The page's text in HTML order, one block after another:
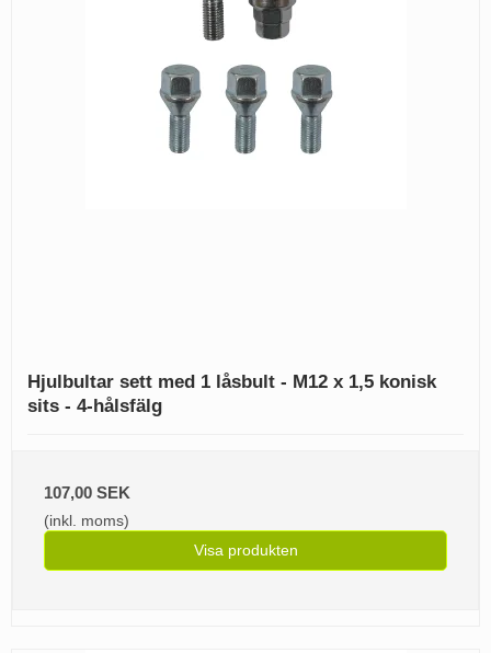
Hjulbultar sett med 1 låsbult - M12 x 1,5 konisk
sits - 4-hålsfälg
107,00 SEK
(inkl. moms)
Visa produkten